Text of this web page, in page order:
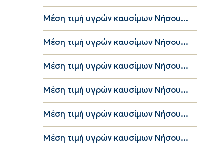
Μέση τιμή υγρών καυσίμων Νήσου...
Μέση τιμή υγρών καυσίμων Νήσου...
Μέση τιμή υγρών καυσίμων Νήσου...
Μέση τιμή υγρών καυσίμων Νήσου...
Μέση τιμή υγρών καυσίμων Νήσου...
Μέση τιμή υγρών καυσίμων Νήσου...